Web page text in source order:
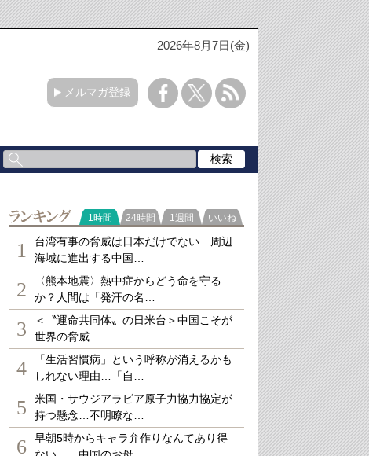
2026年8月7日(金)
メルマガ登録
ランキング
1時間 24時間 1週間 いいね
1
台湾有事の脅威は日本だけでない…周辺
海域に進出する中国…
2
〈熊本地震〉熱中症からどう命を守る
か？人間は「発汗の名…
3
＜〝運命共同体〟の日米台＞中国こそが
世界の脅威....…
4
「生活習慣病」という呼称が消えるかも
しれない理由…「自…
5
米国・サウジアラビア原子力協力協定が
持つ懸念…不明瞭な…
6
早朝5時からキャラ弁作りなんてあり得